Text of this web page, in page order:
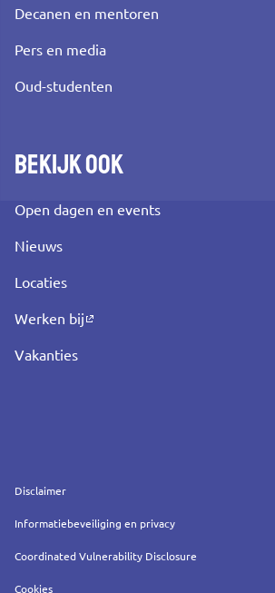
Decanen en mentoren
Pers en media
Oud-studenten
Bekijk ook
Open dagen en events
Nieuws
Locaties
Werken bij
Vakanties
Service
Disclaimer
Informatiebeveiliging en privacy
Coordinated Vulnerability Disclosure
Cookies